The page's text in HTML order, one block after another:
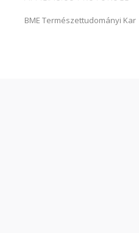
BME Természettudományi Kar